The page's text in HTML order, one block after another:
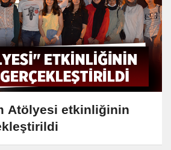
Atölyesi etkinliğinin